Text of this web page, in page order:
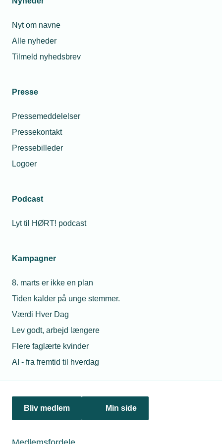
Nyt om navne
Alle nyheder
Tilmeld nyhedsbrev
Presse
Pressemeddelelser
Pressekontakt
Pressebilleder
Logoer
Podcast
Lyt til HØRT! podcast
Kampagner
8. marts er ikke en plan
Tiden kalder på unge stemmer.
Værdi Hver Dag
Lev godt, arbejd længere
Flere faglærte kvinder
AI - fra fremtid til hverdag
Bliv medlem Min side
Læs mere om samme emne:
20. sep. 2018
Fire TEKNIQ-piloter i Projekt Smart Home
Relaterede nyheder